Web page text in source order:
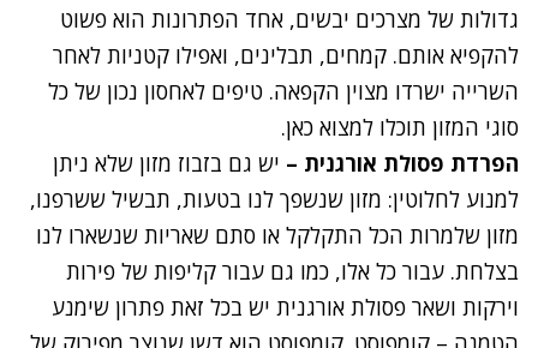
גדולות של מצרכים יבשים, אחד הפתרונות הוא פשוט
להקפיא אותם. קמחים, תבלינים, ואפילו קטניות לאחר
השרייה ישרדו מצוין הקפאה. טיפים לאחסון נכון של כל
סוגי המזון תוכלו למצוא כאן.
הפרדת פסולת אורגנית – יש גם בזבוז מזון שלא ניתן
למנוע לחלוטין: מזון שנשפך לנו בטעות, תבשיל ששרפנו,
מזון שלמרות הכל התקלקל או סתם שאריות שנשארו לנו
בצלחת. עבור כל אלו, כמו גם עבור קליפות של פירות
וירקות ושאר פסולת אורגנית יש בכל זאת פתרון שימנע